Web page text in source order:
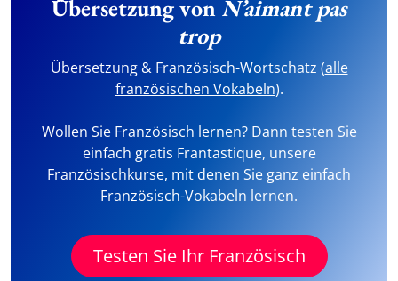
Übersetzung von N’aimant pas
trop
Übersetzung & Französisch-Wortschatz (alle
französischen Vokabeln).
Wollen Sie Französisch lernen? Dann testen Sie
einfach gratis Frantastique, unsere
Französischkurse, mit denen Sie ganz einfach
Französisch-Vokabeln lernen.
Testen Sie Ihr Französisch